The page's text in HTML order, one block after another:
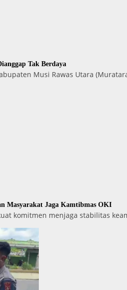
Tak Berdaya
Musi Rawas Utara
Masyarakat Jaga Kamtibmas OKI
komitmen menjaga stabilitas